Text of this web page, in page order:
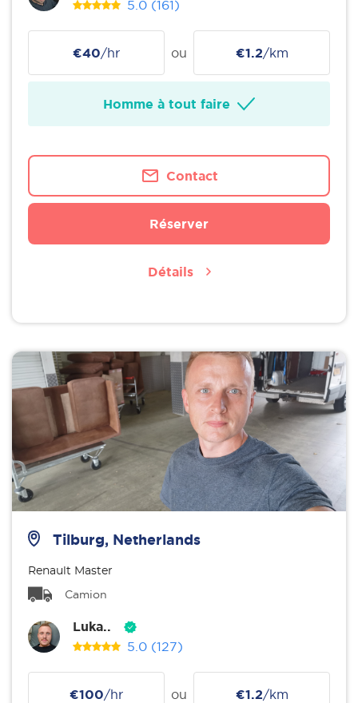
5.0 (161)
€40/hr ou €1.2/km
Homme à tout faire
Contact
Réserver
Détails
Tilburg, Netherlands
Renault Master
Camion
Luka..
5.0 (127)
€100/hr ou €1.2/km